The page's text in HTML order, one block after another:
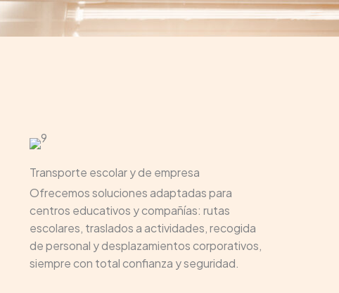
Transporte escolar y de empresa
Ofrecemos soluciones adaptadas para
centros educativos y compañías: rutas
escolares, traslados a actividades, recogida
de personal y desplazamientos corporativos,
siempre con total confianza y seguridad.